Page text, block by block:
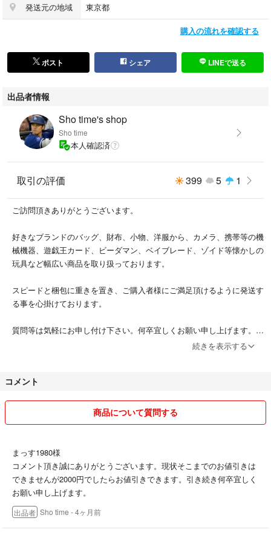
使用されている革はエルメスなどにも納品しているドイツ老舗タンナーぺ
コレクション目的などで傷など気になる方は購入をご遠慮ください。一度
人の手に渡った中古品にご理解のある方のご購入をお待ちしております。
ご検討の程何卒宜しくお願い申し上げます。
検索ワード
ボナベンチュラ
トートバッグ
ショルダーバック
バック
デート
レディース
メンズ
カラー···チャコールグレー
素材···本革、シュリンクレザー
発送元の地域 東京都
購入の流れを確認する
ポスト シェア LINEで送る
出品者情報
Sho time's shop
Sho time
本人確認済
取引の評価 399 5 1
ご訪問頂きありがとうございます。
好きなブランドのバッグ、財布、小物、洋服から、カメラ、携帯等の機
械機器、遊戯王カード、ビーダマン、ベイブレード、ゾイド等懐かしの
玩具など幅広い商品を取り扱っております。
スピードと梱包に重きを置き、ご購入者様にご満足頂けるように発送す
る事を心掛けております。
質問等は気軽にお申し付け下さい。何卒宜しくお願い申し上げます。
続きを表示する
コメント
商品について質問する
まっす1980様
コメント頂き誠にありがとうございます。現状そこまでのお値引きは
できませんが2000円でしたらお値引きできます。引き続き何卒宜しく
お願い申し上げます。
出品者 Sho time - 4ヶ月前